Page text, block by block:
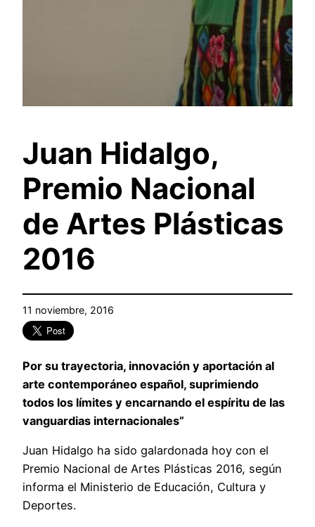
Juan Hidalgo,
Premio Nacional
de Artes Plásticas
2016
11 noviembre, 2016
Por su trayectoria, innovación y aportación al
arte contemporáneo español, suprimiendo
todos los límites y encarnando el espíritu de las
vanguardias internacionales”
Juan Hidalgo ha sido galardonada hoy con el
Premio Nacional de Artes Plásticas 2016, según
informa el Ministerio de Educación, Cultura y
Deportes.